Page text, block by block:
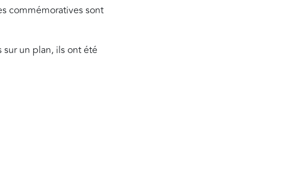
commémoratives sont
un plan, ils ont été